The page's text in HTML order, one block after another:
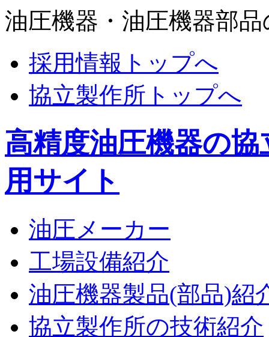
油圧機器・油圧機器部
採用情報トップへ
協立製作所トップへ
高精度油圧機器の
用サイト
油圧メーカー
工場設備紹介
油圧機器製品(部品)紹
協立製作所の技術紹介